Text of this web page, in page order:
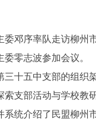
委邓序率队走访柳
零志波参加会议。
三十五中支部的组织
支部活动与学校教
系统介绍了民盟柳州